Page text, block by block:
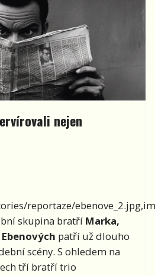
nejen
reportaze/
skupina bratří Marka,
patří už dlouho
scény. S ohledem na
tří bratří trio